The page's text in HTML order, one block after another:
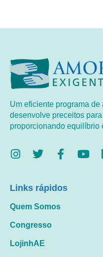
Um eficiente programa
desenvolve preceitos
proporcionando equilíbrio
Links rápidos
Quem Somos
Congresso
LojinhAE